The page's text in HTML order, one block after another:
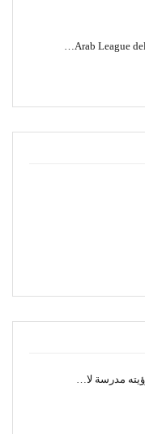
Arab League
مدرسة لا…